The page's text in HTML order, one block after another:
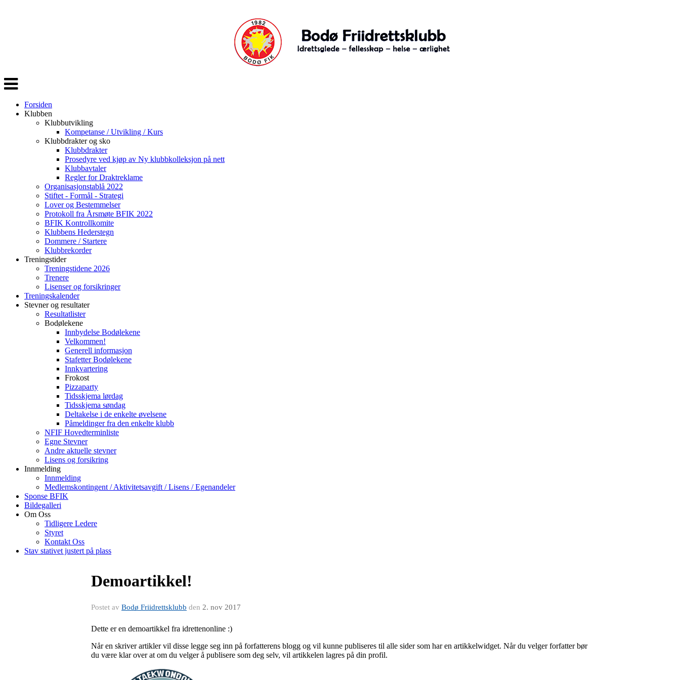
Veksle
navigasjon
Forsiden
Klubben
Klubbutvikling
Kompetanse / Utvikling / Kurs
Klubbdrakter og sko
Klubbdrakter
Prosedyre ved kjøp av Ny klubbkolleksjon på nett
Klubbavtaler
Regler for Draktreklame
Organisasjonstablå 2022
Stiftet - Formål - Strategi
Lover og Bestemmelser
Protokoll fra Årsmøte BFIK 2022
BFIK Kontrollkomite
Klubbens Hederstegn
Dommere / Startere
Klubbrekorder
Treningstider
Treningstidene 2026
Trenere
Lisenser og forsikringer
Treningskalender
Stevner og resultater
Resultatlister
Bodølekene
Innbydelse Bodølekene
Velkommen!
Generell informasjon
Stafetter Bodølekene
Innkvartering
Frokost
Pizzaparty
Tidsskjema lørdag
Tidsskjema søndag
Deltakelse i de enkelte øvelsene
Påmeldinger fra den enkelte klubb
NFIF Hovedterminliste
Egne Stevner
Andre aktuelle stevner
Lisens og forsikring
Innmelding
Innmelding
Medlemskontingent / Aktivitetsavgift / Lisens / Egenandeler
Sponse BFIK
Bildegalleri
Om Oss
Tidligere Ledere
Styret
Kontakt Oss
Stav stativet justert på plass
Demoartikkel!
Postet av Bodø Friidrettsklubb den 2. nov 2017
Dette er en demoartikkel fra idrettenonline :)
Når en skriver artikler vil disse legge seg inn på forfatterens blogg og vil kunne publiseres til alle sider som har en artikkelwidget. Når du velger forfatter bør
du være klar over at om du velger å publisere som deg selv, vil artikkelen lagres på din profil.